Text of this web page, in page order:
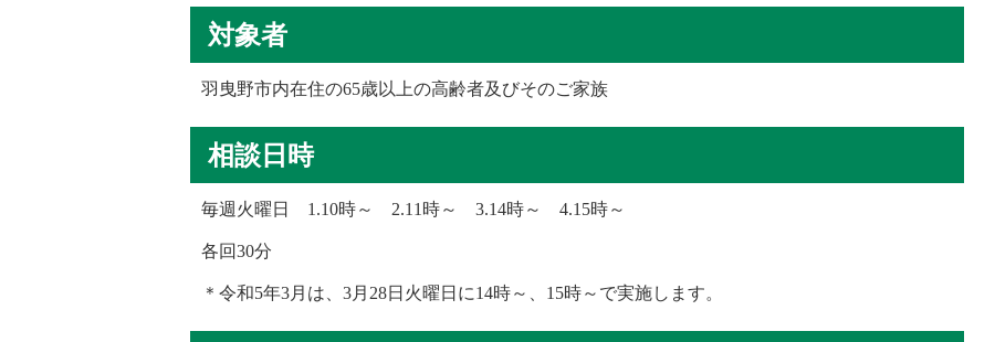
対象者
羽曳野市内在住の65歳以上の高齢者及びそのご家族
相談日時
毎週 火曜日 1.10時～ 2.11 時～ 3.14時～ 4.15時～
各回30分
＊令和5年3月は、 3月 28日火曜日に14時～ 15時～ で実施します。